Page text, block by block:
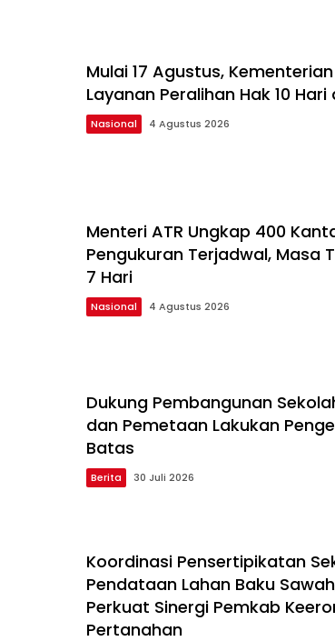
Mulai 17 Agustus, Kementerian
Layanan Peralihan Hak 10
Nasional 4 Agustus 2026
Menteri ATR Ungkap 400
Pengukuran Terjadwal, Masa
7 Hari
Nasional 4 Agustus 2026
Dukung Pembangunan
dan Pemetaan Lakukan
Batas
Berita 30 Juli 2026
Koordinasi Pensertipikatan
Pendataan Lahan Baku
Perkuat Sinergi Pemkab
Pertanahan